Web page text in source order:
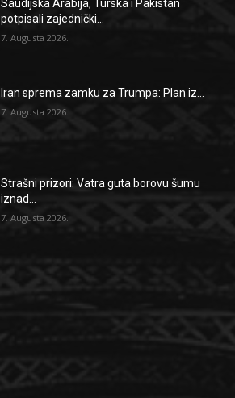
Saudijska Arabija, Turska i Pakistan
potpisali zajednički...
7. Augusta 2026.
Iran sprema zamku za Trumpa: Plan iz...
7. Augusta 2026.
Strašni prizori: Vatra guta borovu šumu
iznad...
7. Augusta 2026.